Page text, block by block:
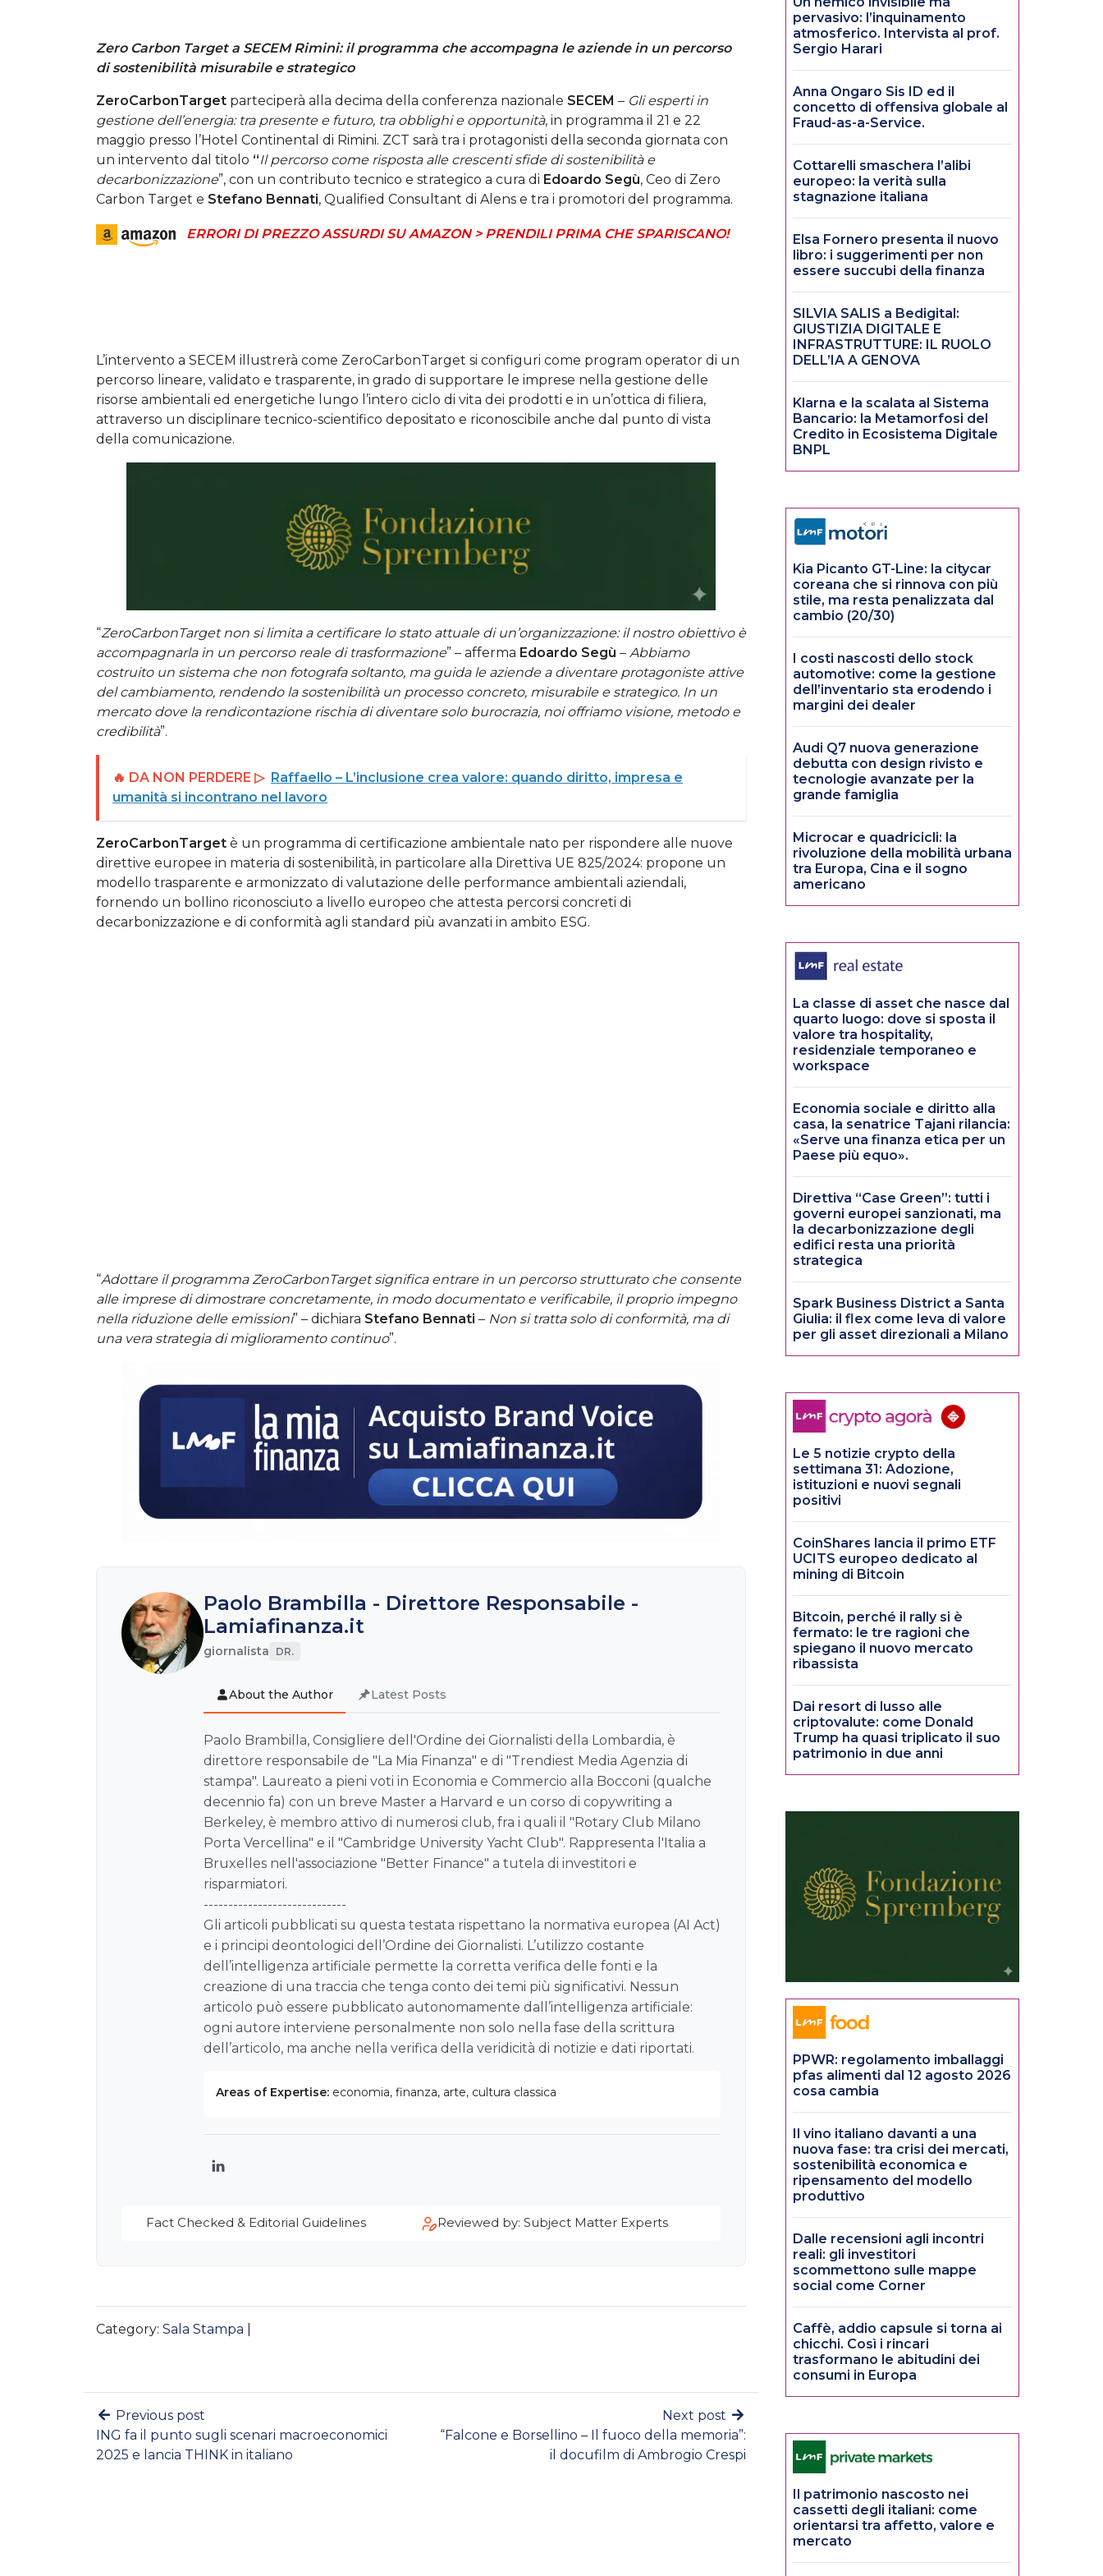
Zero Carbon Target a SECEM Rimini: il programma che accompagna le aziende in un percorso
di sostenibilità misurabile e strategico
ZeroCarbonTarget parteciperà alla decima della conferenza nazionale SECEM – Gli esperti in
gestione dell’energia: tra presente e futuro, tra obblighi e opportunità, in programma il 21 e 22
maggio presso l’Hotel Continental di Rimini. ZCT sarà tra i protagonisti della seconda giornata con
un intervento dal titolo “Il percorso come risposta alle crescenti sfide di sostenibilità e
decarbonizzazione”, con un contributo tecnico e strategico a cura di Edoardo Segù, Ceo di Zero
Carbon Target e Stefano Bennati, Qualified Consultant di Alens e tra i promotori del programma.
ERRORI DI PREZZO ASSURDI SU AMAZON > PRENDILI PRIMA CHE SPARISCANO!
L’intervento a SECEM illustrerà come ZeroCarbonTarget si configuri come program operator di un
percorso lineare, validato e trasparente, in grado di supportare le imprese nella gestione delle
risorse ambientali ed energetiche lungo l’intero ciclo di vita dei prodotti e in un’ottica di filiera,
attraverso un disciplinare tecnico-scientifico depositato e riconoscibile anche dal punto di vista
della comunicazione.
“ZeroCarbonTarget non si limita a certificare lo stato attuale di un’organizzazione: il nostro obiettivo è
accompagnarla in un percorso reale di trasformazione” – afferma Edoardo Segù – Abbiamo
costruito un sistema che non fotografa soltanto, ma guida le aziende a diventare protagoniste attive
del cambiamento, rendendo la sostenibilità un processo concreto, misurabile e strategico. In un
mercato dove la rendicontazione rischia di diventare solo burocrazia, noi offriamo visione, metodo e
credibilità”.
🔥 DA NON PERDERE ▷ Raffaello – L’inclusione crea valore: quando diritto, impresa e
umanità si incontrano nel lavoro
ZeroCarbonTarget è un programma di certificazione ambientale nato per rispondere alle nuove
direttive europee in materia di sostenibilità, in particolare alla Direttiva UE 825/2024: propone un
modello trasparente e armonizzato di valutazione delle performance ambientali aziendali,
fornendo un bollino riconosciuto a livello europeo che attesta percorsi concreti di
decarbonizzazione e di conformità agli standard più avanzati in ambito ESG.
“Adottare il programma ZeroCarbonTarget significa entrare in un percorso strutturato che consente
alle imprese di dimostrare concretamente, in modo documentato e verificabile, il proprio impegno
nella riduzione delle emissioni” – dichiara Stefano Bennati – Non si tratta solo di conformità, ma di
una vera strategia di miglioramento continuo”.
Paolo Brambilla - Direttore Responsabile -
Lamiafinanza.it
giornalista DR.
About the Author Latest Posts
Paolo Brambilla, Consigliere dell'Ordine dei Giornalisti della Lombardia, è
direttore responsabile de "La Mia Finanza" e di "Trendiest Media Agenzia di
stampa". Laureato a pieni voti in Economia e Commercio alla Bocconi (qualche
decennio fa) con un breve Master a Harvard e un corso di copywriting a
Berkeley, è membro attivo di numerosi club, fra i quali il "Rotary Club Milano
Porta Vercellina" e il "Cambridge University Yacht Club". Rappresenta l'Italia a
Bruxelles nell'associazione "Better Finance" a tutela di investitori e
risparmiatori.
-----------------------------
Gli articoli pubblicati su questa testata rispettano la normativa europea (AI Act)
e i principi deontologici dell’Ordine dei Giornalisti. L’utilizzo costante
dell’intelligenza artificiale permette la corretta verifica delle fonti e la
creazione di una traccia che tenga conto dei temi più significativi. Nessun
articolo può essere pubblicato autonomamente dall’intelligenza artificiale:
ogni autore interviene personalmente non solo nella fase della scrittura
dell’articolo, ma anche nella verifica della veridicità di notizie e dati riportati.
Areas of Expertise: economia, finanza, arte, cultura classica
LinkedIn
Fact Checked & Editorial Guidelines Reviewed by: Subject Matter Experts
Category: Sala Stampa
Previous post
ING fa il punto sugli scenari macroeconomici
2025 e lancia THINK in italiano
Next post
“Falcone e Borsellino – Il fuoco della memoria”:
il docufilm di Ambrogio Crespi
pervasivo: l’inquinamento
atmosferico. Intervista al prof.
Sergio Harari
Anna Ongaro Sis ID ed il
concetto di offensiva globale al
Fraud-as-a-Service.
Cottarelli smaschera l’alibi
europeo: la verità sulla
stagnazione italiana
Elsa Fornero presenta il nuovo
libro: i suggerimenti per non
essere succubi della finanza
SILVIA SALIS a Bedigital:
GIUSTIZIA DIGITALE E
INFRASTRUTTURE: IL RUOLO
DELL’IA A GENOVA
Klarna e la scalata al Sistema
Bancario: la Metamorfosi del
Credito in Ecosistema Digitale
BNPL
Kia Picanto GT-Line: la citycar
coreana che si rinnova con più
stile, ma resta penalizzata dal
cambio (20/30)
I costi nascosti dello stock
automotive: come la gestione
dell’inventario sta erodendo i
margini dei dealer
Audi Q7 nuova generazione
debutta con design rivisto e
tecnologie avanzate per la
grande famiglia
Microcar e quadricicli: la
rivoluzione della mobilità urbana
tra Europa, Cina e il sogno
americano
La classe di asset che nasce dal
quarto luogo: dove si sposta il
valore tra hospitality,
residenziale temporaneo e
workspace
Economia sociale e diritto alla
casa, la senatrice Tajani rilancia:
«Serve una finanza etica per un
Paese più equo».
Direttiva “Case Green”: tutti i
governi europei sanzionati, ma
la decarbonizzazione degli
edifici resta una priorità
strategica
Spark Business District a Santa
Giulia: il flex come leva di valore
per gli asset direzionali a Milano
Le 5 notizie crypto della
settimana 31: Adozione,
istituzioni e nuovi segnali
positivi
CoinShares lancia il primo ETF
UCITS europeo dedicato al
mining di Bitcoin
Bitcoin, perché il rally si è
fermato: le tre ragioni che
spiegano il nuovo mercato
ribassista
Dai resort di lusso alle
criptovalute: come Donald
Trump ha quasi triplicato il suo
patrimonio in due anni
PPWR: regolamento imballaggi
pfas alimenti dal 12 agosto 2026
cosa cambia
Il vino italiano davanti a una
nuova fase: tra crisi dei mercati,
sostenibilità economica e
ripensamento del modello
produttivo
Dalle recensioni agli incontri
reali: gli investitori
scommettono sulle mappe
social come Corner
Caffè, addio capsule si torna ai
chicchi. Così i rincari
trasformano le abitudini dei
consumi in Europa
Il patrimonio nascosto nei
cassetti degli italiani: come
orientarsi tra affetto, valore e
mercato